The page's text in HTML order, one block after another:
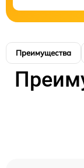
Преимущества